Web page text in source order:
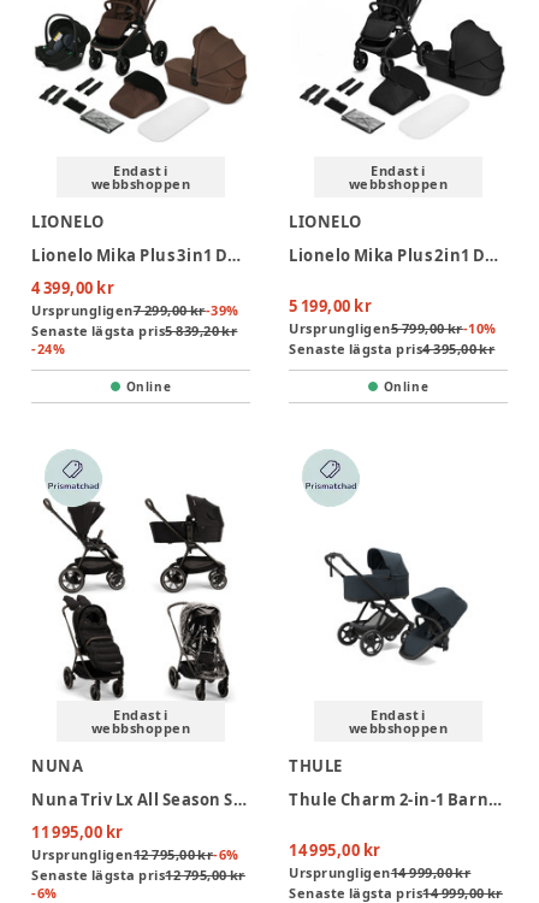
Endast i
webbshoppen
LIONELO
Lionelo Mika Plus 3in1 Duovagn - Mocha Mousse
4 399,00 kr
Ursprungligen7 299,00 kr-39%
Senaste lägsta pris5 839,20 kr
-24%
Online
Endast i
webbshoppen
LIONELO
Lionelo Mika Plus 2in1 Duovagn - Black Onyx
5 199,00 kr
Ursprungligen5 799,00 kr-10%
Senaste lägsta pris4 395,00 kr
Online
Endast i
webbshoppen
NUNA
Nuna Triv Lx All Season Set Duovagn - Caviar
11 995,00 kr
Ursprungligen12 795,00 kr-6%
Senaste lägsta pris12 795,00 kr
-6%
Endast i
webbshoppen
THULE
Thule Charm 2-in-1 Barnvagn - Darkest Blue
14 995,00 kr
Ursprungligen14 999,00 kr
Senaste lägsta pris14 999,00 kr